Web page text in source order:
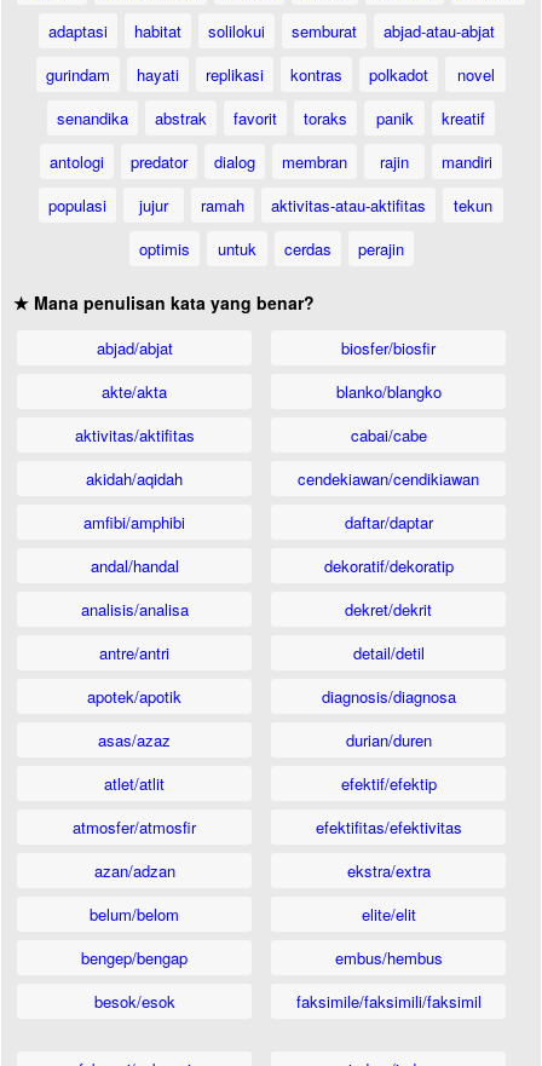
adaptasi
habitat solilokui semburat
abjad-atau-abjat
gurindam
hayati replikasi kontras polkadot
novel
senandika
abstrak favorit toraks panik
kreatif
antologi
predator dialog membran rajin
mandiri
populasi
jujur ramah aktivitas-atau-aktifitas
tekun
optimis
untuk cerdas perajin
★ Mana penulisan kata yang benar?
abjad/abjat
akte/akta
aktivitas/aktifitas
akidah/aqidah
amfibi/amphibi
andal/handal
analisis/analisa
antre/antri
apotek/apotik
asas/azaz
atlet/atlit
atmosfer/atmosfir
azan/adzan
belum/belom
bengep/bengap
besok/esok
biosfer/biosfir
blanko/blangko
cabai/cabe
cendekiawan/cendikiawan
daftar/daptar
dekoratif/dekoratip
dekret/dekrit
detail/detil
diagnosis/diagnosa
durian/duren
efektif/efektip
efektifitas/efektivitas
ekstra/extra
elite/elit
embus/hembus
faksimile/faksimili/faksimil